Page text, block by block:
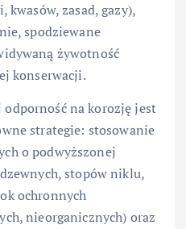
kwasów, zasad, gazy),
spodziewane
żywotność
konserwacji.
odporność na korozję jest
strategie: stosowanie
o podwyższonej
stopów niklu,
ochronnych
nieorganicznych) oraz